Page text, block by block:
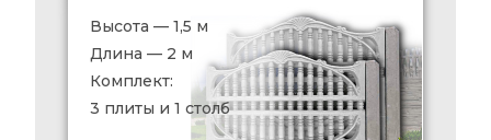
Высота — 1,5 м
Длина — 2 м
Комплект:
3 плиты и 1 столб